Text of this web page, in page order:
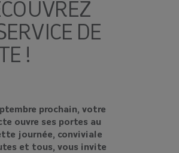
DE
!
prochain, votre
ouvre ses portes au
journée, conviviale
et tous, vous invite